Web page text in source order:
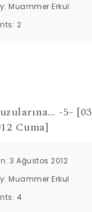
Muammer Erkul
2
-5- [03
Cuma]
3 Ağustos 2012
Muammer Erkul
4